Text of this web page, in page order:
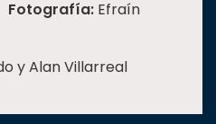
Fotografía: Efraín
y Alan Villarreal